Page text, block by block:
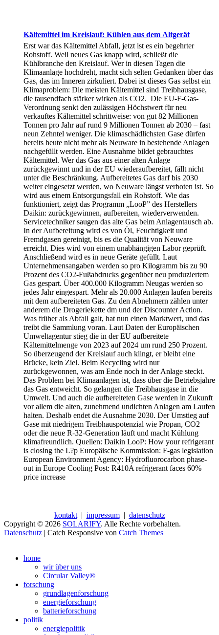
Kältemittel im Kreislauf: Kühlen aus dem Altgerät
Erst war das Kältemittel Abfall, jetzt ist es ein begehrter
Rohstoff. Weil neues Gas knapp wird, schließt die
Kühlbranche den Kreislauf. Wer in diesen Tagen die
Klimaanlage hochdreht, macht sich selten Gedanken über das
Gas, das im Inneren zirkuliert. Dabei ist dieses Gas selbst ein
Klimaproblem: Die meisten Kältemittel sind Treibhausgase,
die tausendfach stärker wirken als CO2. Die EU-F-Gas-
Verordnung senkt den zulässigen Höchstwert für neu
verkauftes Kältemittel schrittweise: von gut 82 Millionen
Tonnen pro Jahr auf rund 9 Millionen Tonnen ab 2030 – fast
neun Zehntel weniger. Die klimaschädlichsten Gase dürfen
bereits heute nicht mehr als Neuware in bestehende Anlagen
nachgefüllt werden. Eine Ausnahme bildet gebrauchtes
Kältemittel. Wer das Gas aus einer alten Anlage
zurückgewinnt und in der EU wiederaufbereitet, fällt nicht
unter die Beschränkung. Aufbereitetes Gas darf bis 2030
weiter eingesetzt werden, wo Neuware längst verboten ist. So
wird aus einem Entsorgungsfall ein Rohstoff. Wie das
funktioniert, zeigt das Programm „LooP” des Herstellers
Daikin: zurückgewinnen, aufbereiten, wiederverwenden.
Servicetechniker saugen das alte Gas beim Anlagentausch ab.
In der Aufbereitung wird es von Öl, Feuchtigkeit und
Fremdgasen gereinigt, bis es die Qualität von Neuware
erreicht. Dies wird von einem unabhängigen Labor geprüft.
Anschließend wird es in neue Geräte gefüllt. Laut
Unternehmensangaben werden so pro Kilogramm bis zu 90
Prozent des CO2-Fußabdrucks gegenüber neu produziertem
Gas gespart. Über 400.000 Kilogramm Neugas werden so
jedes Jahr eingespart. Mehr als 20.000 Anlagen laufen bereits
mit dem aufbereiteten Gas. Zu den Abnehmern zählen unter
anderem die Drogeriekette dm und der Discounter Action.
Was früher als Abfall galt, hat nun einen Marktwert, und das
treibt die Sammlung voran. Laut Daten der Europäischen
Umweltagentur stieg die in der EU aufbereitete
Kältemittelmenge von 2023 auf 2024 um rund 250 Prozent.
So überzeugend der Kreislauf auch klingt, er bleibt eine
Brücke, kein Ziel. Beim Recycling wird nur
zurückgewonnen, was am Ende noch in der Anlage steckt.
Das Problem bei Klimaanlagen ist, dass über die Betriebsjahre
das Gas entweicht. So gelangen die Treibhausgase in die
Umwelt. Und auch die aufbereiteten Gase werden in Zukunft
vor allem die alten, zunehmend undichten Anlagen am Laufen
halten. Deshalb endet die Ausnahme 2030. Der Umstieg auf
Gase mit niedrigem Treibhauspotenzial wie Propan, CO2
oder die neue R-32-Generation läuft und macht Kühlung
klimafreundlich. Quellen: Daikin LooP: How your refrigerant
is closing the L?p Europäische Kommission: F-gas legislation
European Environment Agency: Hydrofluorocarbon phase-
out in Europe Cooling Post: R410A refrigerant faces 60%
price increase
kontakt| impressum| datenschutz
Copyright © 2026 SOLARIFY. Alle Rechte vorbehalten.
Datenschutz | Catch Responsive von Catch Themes
oben
scrollen
home
wir über uns
Circular Valley®
forschung
grundlagenforschung
energieforschung
batterieforschung
politik
energiepolitik